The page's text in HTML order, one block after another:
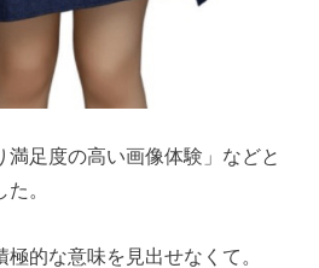
満足度の高い画像体験」などと
。
的な意味を見出せなくて。